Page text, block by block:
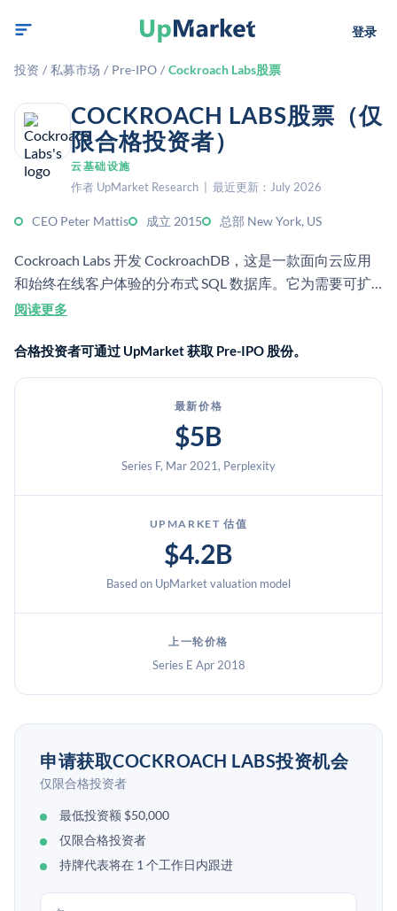
登录
投资 / 私募市场 / Pre-IPO / Cockroach Labs股票
COCKROACH LABS股票（仅
限合格投资者）
云基础设施
作者 UpMarket Research | 最近更新：July 2026
CEO Peter Mattis 成立 2015 总部 New York, US
Cockroach Labs 开发 CockroachDB，这是一款面向云应用
和始终在线客户体验的分布式 SQL 数据库。它为需要可扩
展、具备弹性的数据基础设施的企业客户提供服务。
阅读更多
合格投资者可通过 UpMarket 获取 Pre-IPO 股份。
最新价格
$5B
Series F, Mar 2021, Perplexity
UPMARKET 估值
$4.2B
Based on UpMarket valuation model
上一轮价格
Series E Apr 2018
申请获取COCKROACH LABS投资机会
仅限合格投资者
最低投资额 $50,000
仅限合格投资者
持牌代表将在 1 个工作日内跟进